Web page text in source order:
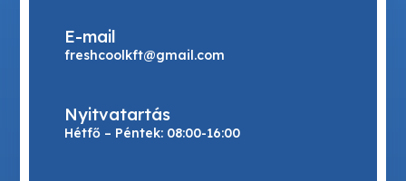
E-mail
freshcoolkft@gmail.com
Nyitvatartás
Hétfő – Péntek: 08:00-16:00